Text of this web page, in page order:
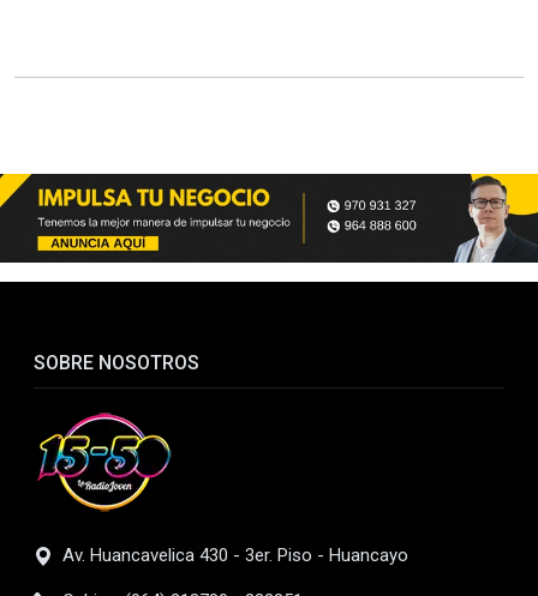
SOBRE NOSOTROS
Av. Huancavelica 430 - 3er. Piso - Huancayo